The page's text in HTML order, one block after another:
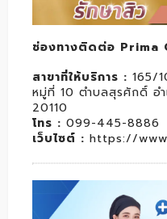
ช่องทางติดต่อ Prima
สาขาที่ให้บริการ : 165/
หมู่ที่ 10 ตำบลสุรศักดิ์ อ
20110
โทร : 099-445-8886
เว็บไซต์ : https://